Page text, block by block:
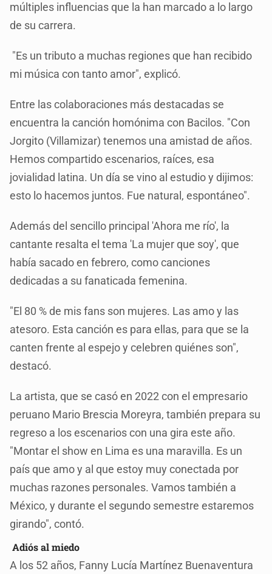
múltiples influencias que la han marcado a lo largo
de su carrera.
"Es un tributo a muchas regiones que han recibido
mi música con tanto amor", explicó.
Entre las colaboraciones más destacadas se
encuentra la canción homónima con Bacilos. "Con
Jorgito (Villamizar) tenemos una amistad de años.
Hemos compartido escenarios, raíces, esa
jovialidad latina. Un día se vino al estudio y dijimos:
esto lo hacemos juntos. Fue natural, espontáneo".
Además del sencillo principal 'Ahora me río', la
cantante resalta el tema 'La mujer que soy', que
había sacado en febrero, como canciones
dedicadas a su fanaticada femenina.
"El 80 % de mis fans son mujeres. Las amo y las
atesoro. Esta canción es para ellas, para que se la
canten frente al espejo y celebren quiénes son",
destacó.
La artista, que se casó en 2022 con el empresario
peruano Mario Brescia Moreyra, también prepara su
regreso a los escenarios con una gira este año.
"Montar el show en Lima es una maravilla. Es un
país que amo y al que estoy muy conectada por
muchas razones personales. Vamos también a
México, y durante el segundo semestre estaremos
girando", contó.
Adiós al miedo
A los 52 años, Fanny Lucía Martínez Buenaventura